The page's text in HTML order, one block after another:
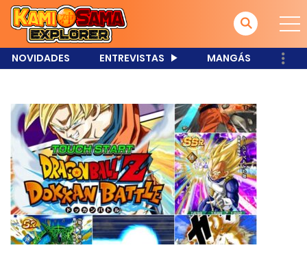
NOVIDADES ENTREVISTAS MANGÁS